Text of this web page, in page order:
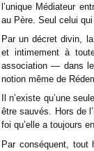
l’unique Médiateur
au Père. Seul celui
Par un décret divin,
et intimement à
association — dans
notion même de
Il n’existe qu’une
être sauvés. Hors de
foi qu’elle a toujours
Par conséquent, tout